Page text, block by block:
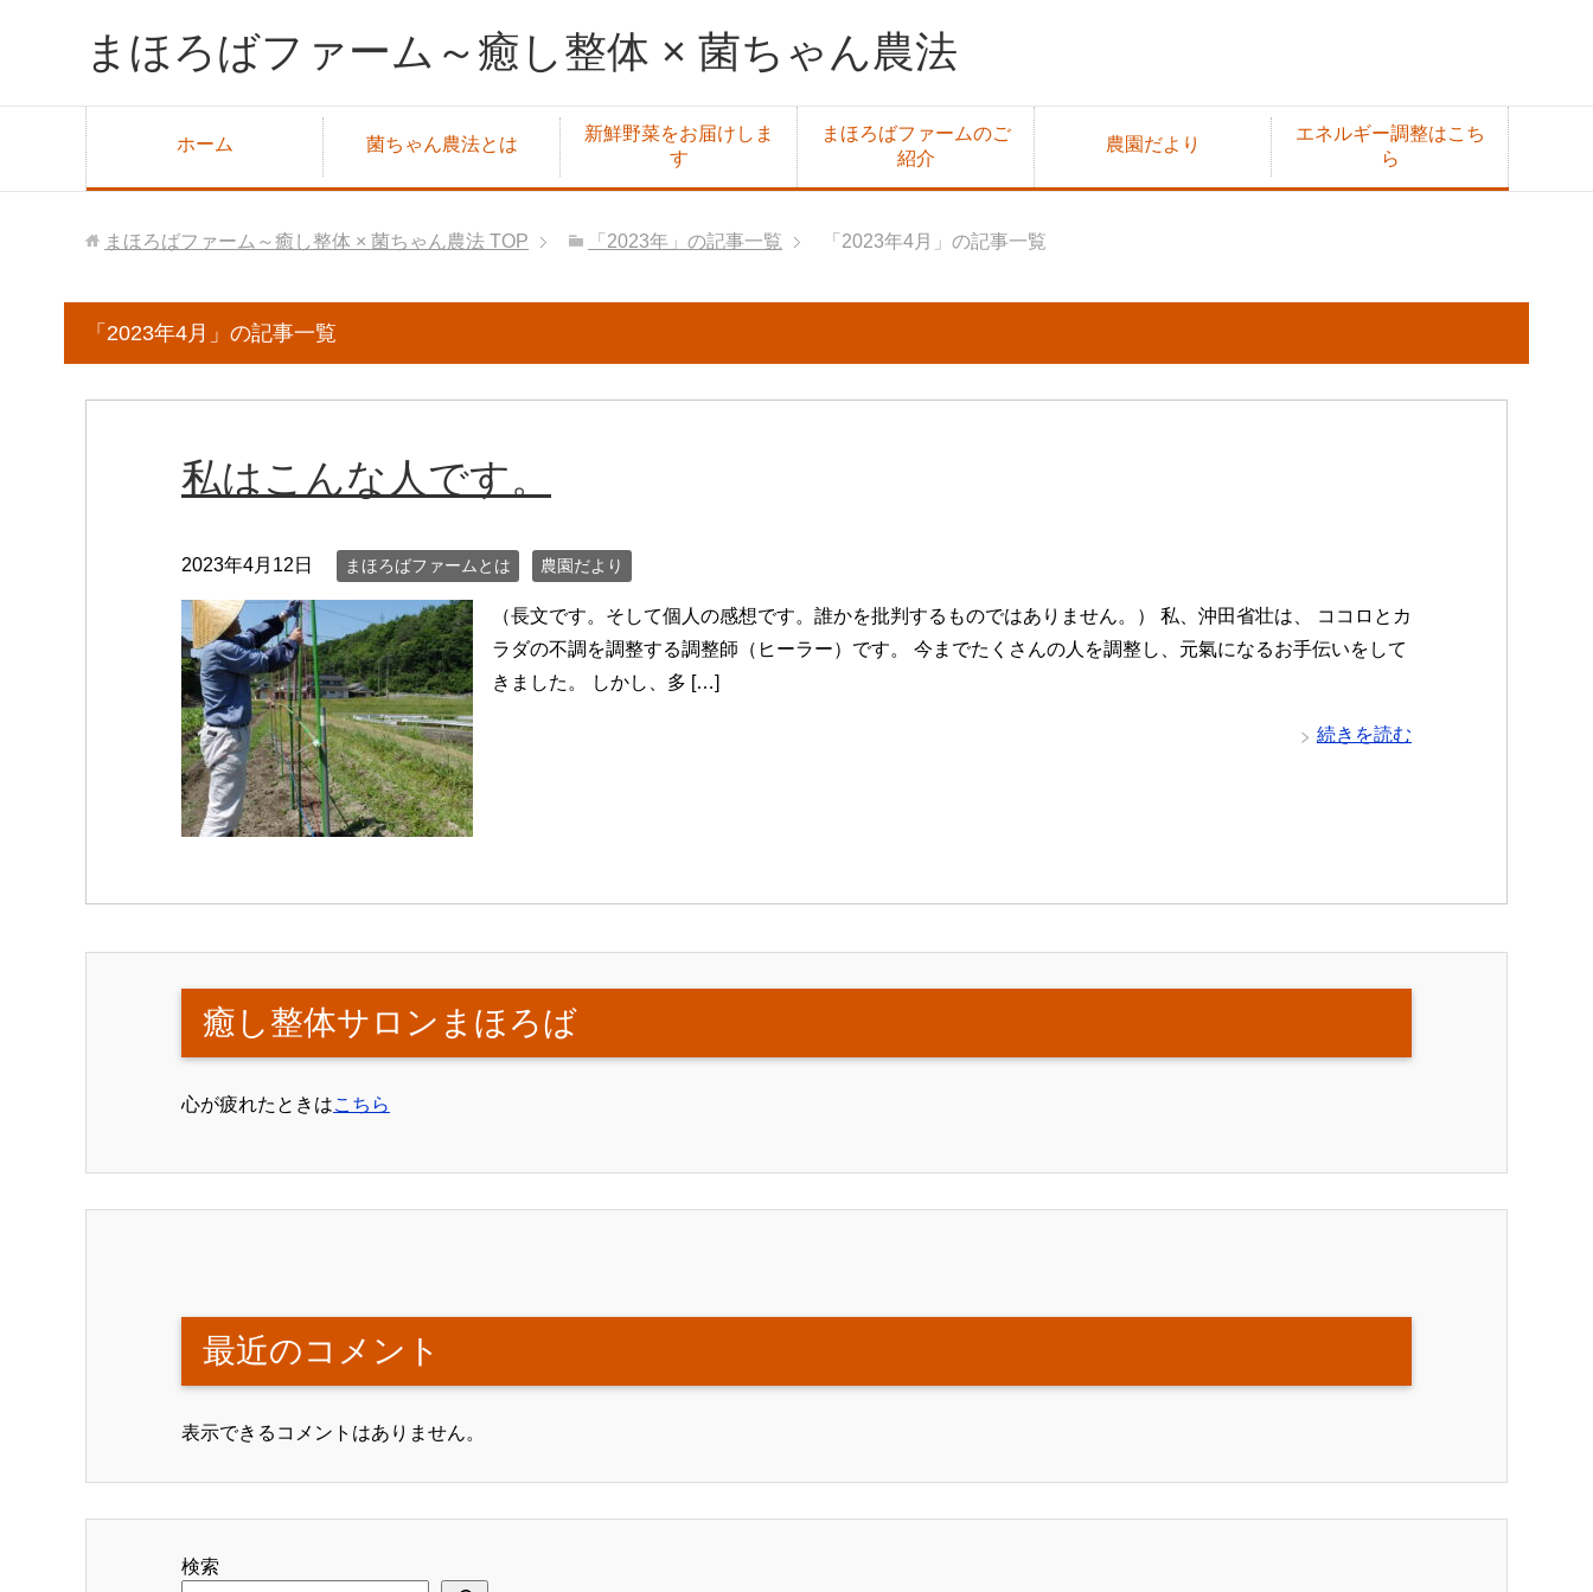
まほろばファーム～癒し整体 × 菌ちゃん農法
ホーム 菌ちゃん農法とは
新鮮野菜をお届けしま
す
まほろばファームのご
紹介
農園だより
エネルギー調整はこち
ら
まほろばファーム～癒し整体 × 菌ちゃん農法 TOP 「2023年」の記事一覧 「2023年4月」の記事一覧
「2023年4月」の記事一覧
私はこんな人です。
2023年4月12日 まほろばファームとは 農園だより
（長文です。そして個人の感想です。誰かを批判するものではありません。） 私、沖田省壮は、 ココロとカ
ラダの不調を調整する調整師（ヒーラー）です。 今までたくさんの人を調整し、元氣になるお手伝いをして
きました。 しかし、多 […]
続きを読む
癒し整体サロンまほろば
心が疲れたときはこちら
最近のコメント
表示できるコメントはありません。
検索